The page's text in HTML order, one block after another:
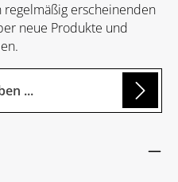
erscheinenden
neue Produkte und
Felder sind